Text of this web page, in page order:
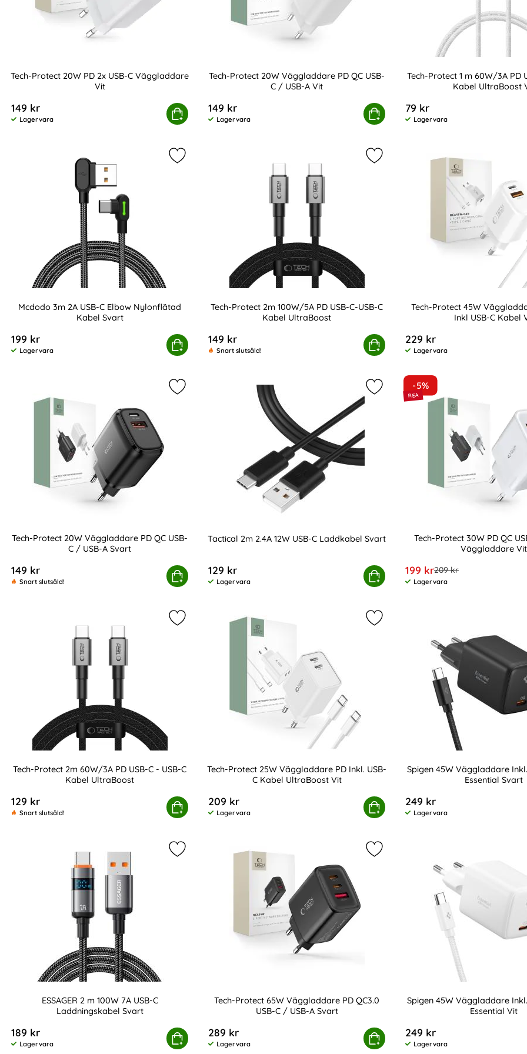
Tech-Protect 20W PD 2x USB-C Väggladdare
Vit
149 kr
Tillgänglighet:
Lagervara
Köp
Tech-Protect 20W PD 2x USB-C Väggladdare Vit
Tech-Protect 20W Väggladdare PD QC USB-
C / USB-A Vit
149 kr
Tillgänglighet:
Lagervara
Köp
Tech-Protect 20W Väggladdare PD QC USB-C / USB-A Vit
Tech-Protect 1 m 60W/3A PD
Kabel UltraBoost
79 kr
Tillgänglighet:
Lagervara
Tech-Protect 1 m 60W/
Mcdodo 3m 2A USB-C Elbow Nylonflätad
Kabel Svart
199 kr
Tillgänglighet:
Lagervara
Köp
Mcdodo 3m 2A USB-C Elbow Nylonflätad Kabel Svart
Markera mcdodo 3m 2A USB-C Elbow Nylonflätad Kabel Svart som favorit
Tech-Protect 2m 100W/5A PD USB-C-USB-C
Kabel UltraBoost
149 kr
Snart slutsåld!
Köp
Tech-Protect 2m 100W/5A PD USB-C-USB-C Kabel UltraBoost
Markera tech-Protect 2m 100W/5A
Tech-Protect 45W
Inkl USB-C Kabel
229 kr
Tillgänglighet:
Lagervara
Tech-Protect 45W
Tech-Protect 20W Väggladdare PD QC USB-
C / USB-A Svart
149 kr
Snart slutsåld!
Köp
Tech-Protect 20W Väggladdare PD QC USB-C / USB-A Svart
Markera tech-Protect 20W Väggladdare PD QC USB-C / USB-A Svart som favorit
Tactical 2m 2.4A 12W USB-C Laddkabel Svart
129 kr
Tillgänglighet:
Lagervara
Köp
Tactical 2m 2.4A 12W USB-C Laddkabel Svart
Markera tactical 2m 2.4A 12W
-5%
Tech-Protect 30W PD QC
Väggladdare Vit
rea pris
199 krtidigare pris
209 kr
Tillgänglighet:
Lagervara
Tech-Protect 30W
Tech-Protect 2m 60W/3A PD USB-C - USB-C
Kabel UltraBoost
129 kr
Snart slutsåld!
Köp
Tech-Protect 2m 60W/3A PD USB-C - USB-C Kabel UltraBoost
Markera tech-Protect 2m 60W/3A PD USB-C - USB-C Kabel UltraBoost som favorit
Tech-Protect 25W Väggladdare PD Inkl. USB-
C Kabel UltraBoost Vit
209 kr
Tillgänglighet:
Lagervara
Köp
Tech-Protect 25W Väggladdare PD Inkl. USB-C Kabel UltraBoost Vit
Markera tech-Protect 25W
Spigen 45W Väggladdare
Essential Svart
249 kr
Tillgänglighet:
Lagervara
Spigen 45W
ESSAGER 2 m 100W 7A USB-C
Laddningskabel Svart
189 kr
Tillgänglighet:
Lagervara
Köp
ESSAGER 2 m 100W 7A USB-C Laddningskabel Svart
Markera eSSAGER 2 m 100W 7A USB-C Laddningskabel Svart som favorit
Tech-Protect 65W Väggladdare PD QC3.0
USB-C / USB-A Svart
289 kr
Tillgänglighet:
Lagervara
Köp
Tech-Protect 65W Väggladdare PD QC3.0 USB-C / USB-A Svart
Markera tech-Protect 65W
Spigen 45W Väggladdare
Essential Vit
249 kr
Tillgänglighet:
Lagervara
Spigen 45W